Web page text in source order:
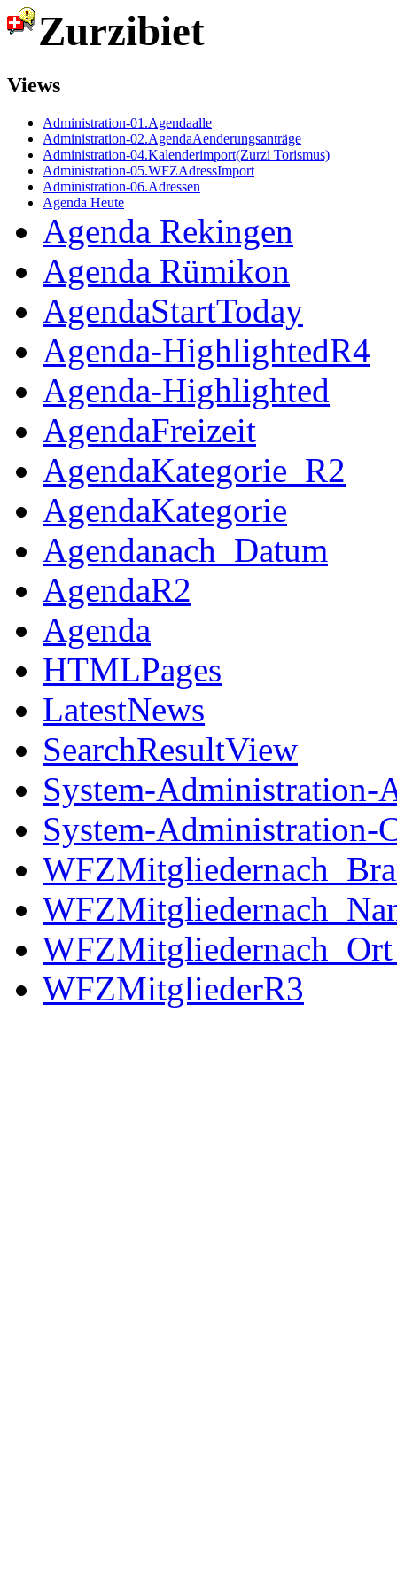
Zurzibiet
Views
Administration-01.Agendaalle
Administration-02.AgendaAenderungsanträge
Administration-04.Kalenderimport(Zurzi Torismus)
Administration-05.WFZAdressImport
Administration-06.Adressen
Agenda Heute
Agenda Rekingen
Agenda Rümikon
AgendaStartToday
Agenda-HighlightedR4
Agenda-Highlighted
AgendaFreizeit
AgendaKategorie_R2
AgendaKategorie
Agendanach_Datum
AgendaR2
Agenda
HTMLPages
LatestNews
SearchResultView
System-Administration-
System-Administration-
WFZMitgliederR3